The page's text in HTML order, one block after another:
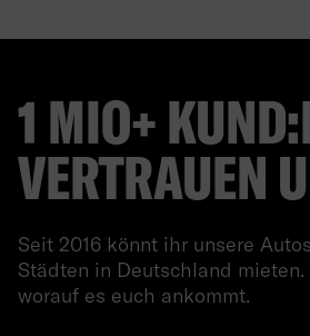
1 MIO+
VERTRAUEN
Seit 2016 könnt ihr unsere
Städten in Deutschland
worauf es euch ankommt.